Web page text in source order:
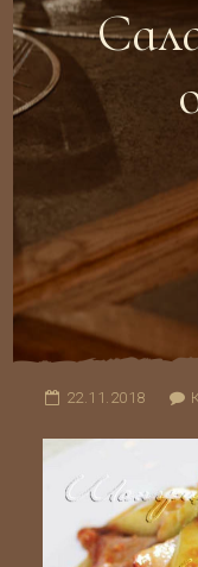
22.11.2018